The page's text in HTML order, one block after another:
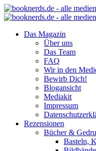
Das Magazin
Über uns
Das Team
FAQ
Wir in den
Bewirb Dich!
Blogansicht
Mediakit
Impressum
Rezensionen
Bücher &
Basteln,